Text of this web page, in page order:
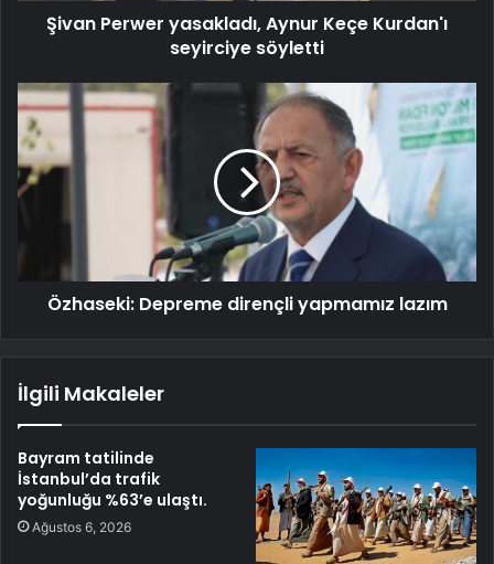
Şivan Perwer yasakladı, Aynur Keçe Kurdan'ı
seyirciye söyletti
Özhaseki: Depreme dirençli yapmamız lazım
İlgili Makaleler
Bayram tatilinde
İstanbul’da trafik
yoğunluğu %63’e ulaştı.
Ağustos 6, 2026